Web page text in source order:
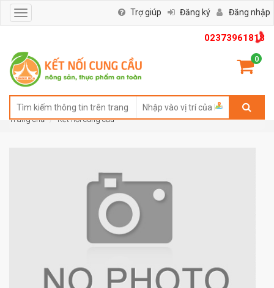
02373961818
0
Toggle
navigation
Trợ giúp Đăng ký Đăng nhập
Trang chủ Kết nối cung cầu